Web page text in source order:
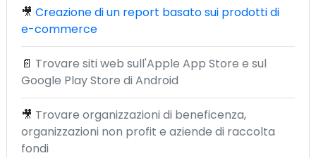
🎥 Creazione di un report basato sui prodotti di
e-commerce
📄 Trovare siti web sull'Apple App Store e sul
Google Play Store di Android
🎥 Trovare organizzazioni di beneficenza,
organizzazioni non profit e aziende di raccolta
fondi